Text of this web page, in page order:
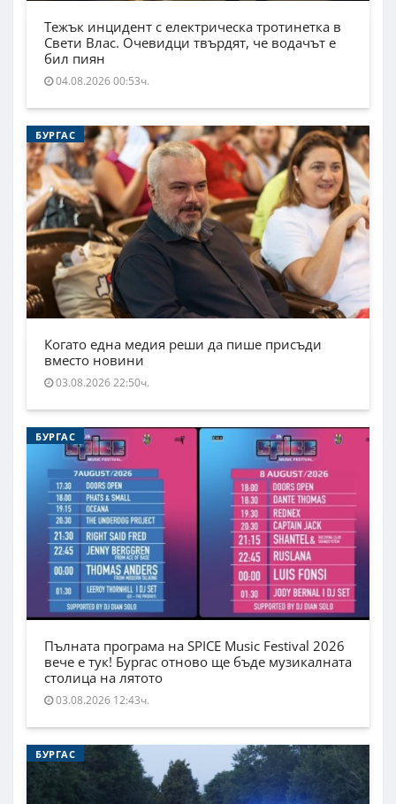
Тежък инцидент с електрическа тротинетка в
Свети Влас. Очевидци твърдят, че водачът е
бил пиян
04.08.2026 00:53ч.
БУРГАС
Когато една медия реши да пише присъди
вместо новини
03.08.2026 22:50ч.
БУРГАС
Пълната програма на SPICE Music Festival 2026
вече е тук! Бургас отново ще бъде музикалната
столица на лятото
03.08.2026 12:43ч.
БУРГАС